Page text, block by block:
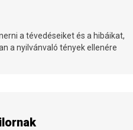
a tévedéseiket és a hibáikat,
a nyilvánvaló tények ellenére